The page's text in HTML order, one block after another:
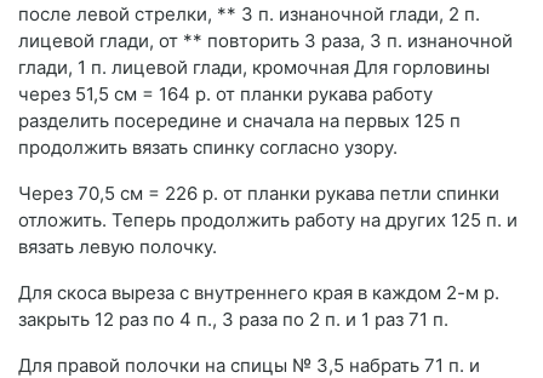
после левой стрелки, ** 3 п. изнаночной глади, 2 п.
лицевой глади, от ** повторить 3 раза, 3 п. изнаночной
глади, 1 п. лицевой глади, кромочная Для горловины
через 51,5 см = 164 р. от планки рукава работу
разделить посередине и сначала на первых 125 п
продолжить вязать спинку согласно узору.
Через 70,5 см = 226 р. от планки рукава петли спинки
отложить. Теперь продолжить работу на других 125 п. и
вязать левую полочку.
Для скоса выреза с внутреннего края в каждом 2-м р.
закрыть 12 раз по 4 п., 3 раза по 2 п. и 1 раз 71 п.
Для правой полочки на спицы № 3,5 набрать 71 п. и